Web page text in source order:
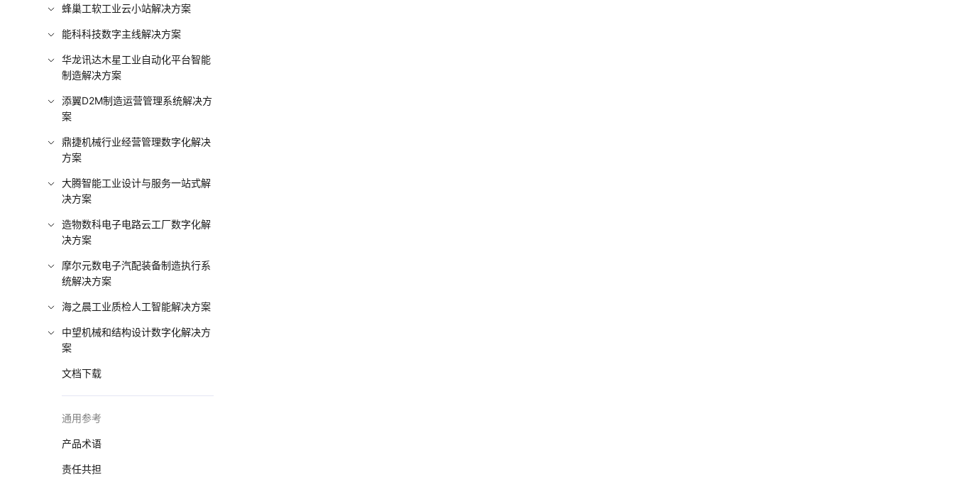
蜂巢工软工业云小站解决方案
能科科技数字主线解决方案
华龙讯达木星工业自动化平台智能
制造解决方案
添翼D2M制造运营管理系统解决方
案
鼎捷机械行业经营管理数字化解决
方案
大腾智能工业设计与服务一站式解
决方案
造物数科电子电路云工厂数字化解
决方案
摩尔元数电子汽配装备制造执行系
统解决方案
海之晨工业质检人工智能解决方案
中望机械和结构设计数字化解决方
案
文档下载
通用参考
产品术语
责任共担